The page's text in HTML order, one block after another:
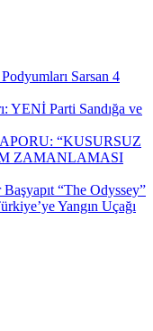
Sarsan 4
YENİ Parti Sandığa ve
“KUSURSUZ
ZAMANLAMASI
“The Odyssey”
Yangın Uçağı